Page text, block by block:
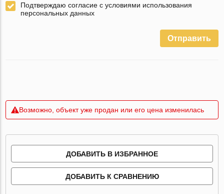
Подтверждаю согласие с условиями использования
персональных данных
Отправить
Возможно, объект уже продан или его цена изменилась
ДОБАВИТЬ В ИЗБРАННОЕ
ДОБАВИТЬ К СРАВНЕНИЮ